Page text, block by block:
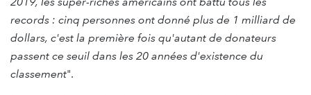
records : cinq personnes ont donné plus de 1 milliard de
dollars, c'est la première fois qu'autant de donateurs
passent ce seuil dans les 20 années d'existence du
classement".